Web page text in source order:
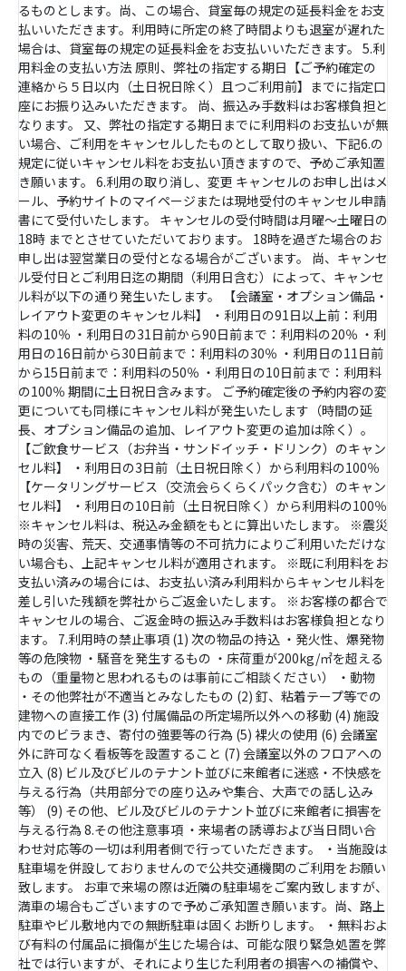
るものとします。尚、この場合、貸室毎の規定の延長料金をお支
払いいただきます。利用時に所定の終了時間よりも退室が遅れた
場合は、貸室毎の規定の延長料金をお支払いいただきます。 5.利
用料金の支払い方法 原則、弊社の指定する期日【ご予約確定の
連絡から５日以内（土日祝日除く）且つご利用前】までに指定口
座にお振り込みいただきます。 尚、振込み手数料はお客様負担と
なります。 又、弊社の指定する期日までに利用料のお支払いが無
い場合、ご利用をキャンセルしたものとして取り扱い、下記6.の
規定に従いキャンセル料をお支払い頂きますので、予めご承知置
き願います。 6.利用の取り消し、変更 キャンセルのお申し出はメ
ール、予約サイトのマイページまたは現地受付のキャンセル申請
書にて受付いたします。 キャンセルの受付時間は月曜～土曜日の
18時 までとさせていただいております。 18時を過ぎた場合のお
申し出は翌営業日の受付となる場合がございます。 尚、キャンセ
ル受付日とご利用日迄の期間（利用日含む）によって、キャンセ
ル料が以下の通り発生いたします。 【会議室・オプション備品・
レイアウト変更のキャンセル料】 ・利用日の91日以上前：利用
料の10％ ・利用日の31日前から90日前まで：利用料の20％ ・利
用日の16日前から30日前まで：利用料の30％ ・利用日の11日前
から15日前まで：利用料の50％ ・利用日の10日前まで：利用料
の100％ 期間に土日祝日含みます。 ご予約確定後の予約内容の変
更についても同様にキャンセル料が発生いたします（時間の延
長、オプション備品の追加、レイアウト変更の追加は除く）。
【ご飲食サービス（お弁当・サンドイッチ・ドリンク）のキャン
セル料】 ・利用日の3日前（土日祝日除く）から利用料の100％
【ケータリングサービス（交流会らくらくパック含む）のキャン
セル料】 ・利用日の10日前（土日祝日除く）から利用料の100％
※キャンセル料は、税込み金額をもとに算出いたします。 ※震災
時の災害、荒天、交通事情等の不可抗力によりご利用いただけな
い場合も、上記キャンセル料が適用されます。 ※既に利用料をお
支払い済みの場合には、お支払い済み利用料からキャンセル料を
差し引いた残額を弊社からご返金いたします。 ※お客様の都合で
キャンセルの場合、ご返金時の振込み手数料はお客様負担となり
ます。 7.利用時の禁止事項 (1) 次の物品の持込 ・発火性、爆発物
等の危険物 ・騒音を発生するもの ・床荷重が200kg/㎡を超える
もの（重量物と思われるものは事前にご相談ください） ・動物
・その他弊社が不適当とみなしたもの (2) 釘、粘着テープ等での
建物への直接工作 (3) 付属備品の所定場所以外への移動 (4) 施設
内でのビラまき、寄付の強要等の行為 (5) 裸火の使用 (6) 会議室
外に許可なく看板等を設置すること (7) 会議室以外のフロアへの
立入 (8) ビル及びビルのテナント並びに来館者に迷惑・不快感を
与える行為（共用部分での座り込みや集合、大声での話し込み
等） (9) その他、ビル及びビルのテナント並びに来館者に損害を
与える行為 8.その他注意事項 ・来場者の誘導および当日問い合
わせ対応等の一切は利用者側で行っていただきます。 ・当施設は
駐車場を併設しておりませんので公共交通機関のご利用をお願い
致します。 お車で来場の際は近隣の駐車場をご案内致しますが、
満車の場合もございますので予めご承知置き願います。尚、路上
駐車やビル敷地内での無断駐車は固くお断りします。 ・無料およ
び有料の付属品に損傷が生じた場合は、可能な限り緊急処置を弊
社では行いますが、それにより生じた利用者の損害への補償や、